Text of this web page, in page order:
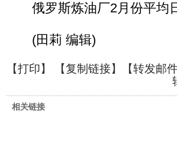
俄罗斯炼油厂2月份平均
(田莉 编辑)
【打印】 【复制链接】【转发邮
相关链接